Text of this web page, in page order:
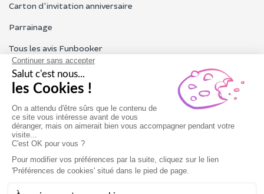
Carton d'invitation anniversaire
Parrainage
Tous les avis Funbooker
Particuliers, entreprises, professionnels
Notre service client est ouvert du lundi au vendredi de 9h à 18h
Nous contacter